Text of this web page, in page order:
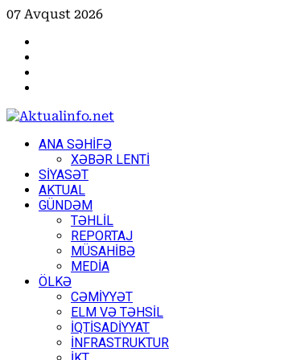
Skip
content
07 Avqust 2026
PrimaryANA SƏHİFƏ
XƏBƏR LENTİ
SİYASƏT
AKTUAL
GÜNDƏM
TƏHLİL
REPORTAJ
MÜSAHİBƏ
MEDİA
ÖLKƏ
CƏMİYYƏT
ELM VƏ TƏHSİL
İQTİSADİYYAT
İNFRASTRUKTUR